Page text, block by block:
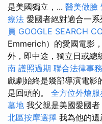
是美國獨立，... 醫美做臉
療法 愛國者絕對適合一
員 GOOGLE SEARCH
Emmerich）的愛國電影
外，即中途，獨立日或總
南 護照過期 聯合法律事
戲劇始終是幾部導演電影
是回頭的。 全方位外燴服
墓地 我父親是美國愛國者
北區按摩選擇 我為他的